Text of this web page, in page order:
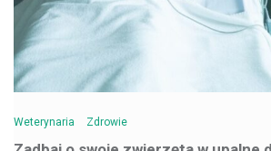
Weterynaria Zdrowie